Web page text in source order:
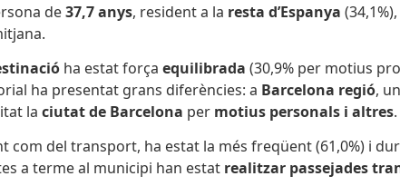
de37,7 anys, resident a la resta d’Espanya
ha estat força equilibrada (30,9% per motius
ha presentat grans diferències: a Barcelona regió,
la ciutat de Barcelona per motius personals i altres.
com del transport, ha estat la més freqüent (61,0%) i
a terme al municipi han estat realitzar passejades